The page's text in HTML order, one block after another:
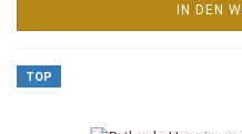
IN DEN
TOP